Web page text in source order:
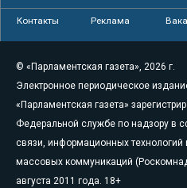
Контакты Реклама
© «Парламентская газета», 2026 г.
Электронное периодическое
«Парламентская газета»
Федеральной службе по надзору в
связи, информационных технологий
массовых коммуникаций
августа 2011 года. 18+